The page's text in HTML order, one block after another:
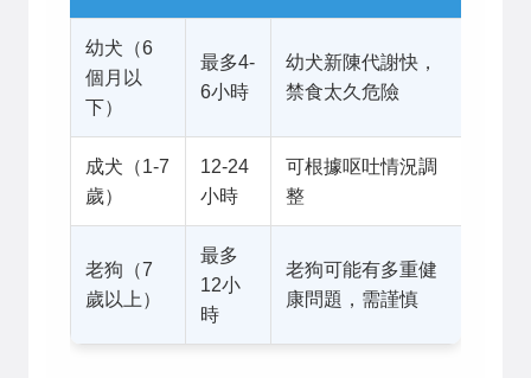
幼犬（6
個月以
下）
最多4-
6小時
幼犬新陳代謝快，
禁食太久危險
成犬（1-7
歲）
12-24
小時
可根據呕吐情況調
整
老狗（7
歲以上）
最多
12小
時
老狗可能有多重健
康問題，需謹慎